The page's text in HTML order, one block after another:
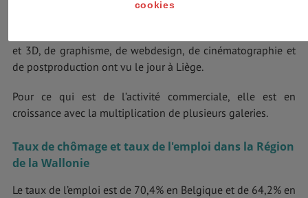
et 3D, de graphisme, de webdesign, de cinématographie et
de postproduction ont vu le jour à Liège.
Pour ce qui est de l’activité commerciale, elle est en
croissance avec la multiplication de plusieurs galeries.
Taux de chômage et taux de l'emploi dans la Région
de la Wallonie
Le taux de l’emploi est de 70,4% en Belgique et de 64,2% en
cookies